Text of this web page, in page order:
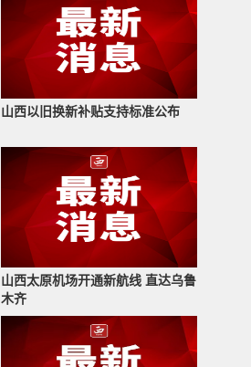
山西以旧换新补贴支持标准公布
山西太原机场开通新航线 直达乌鲁
木齐